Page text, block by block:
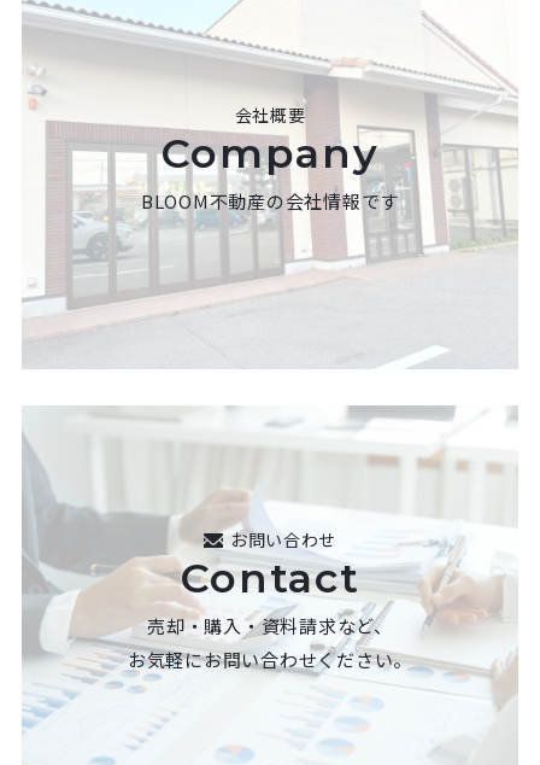
会社概要
Company
BLOOM不動産の会社情報です
お問い合わせ
Contact
売却・購入・資料請求など、
お気軽にお問い合わせください。